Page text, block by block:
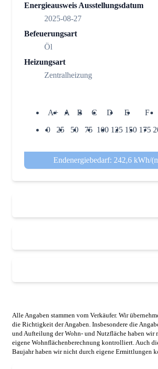
Energieausweis Ausstellungsdatum
2025-08-27
Befeuerungsart
Öl
Heizungsart
Zentralheizung
A+ A B C D E F
0
25 50 75 100 125 150 175
Endenergiebedarf: 242,6 kWh/
Alle Angaben stammen vom Verkäufer. Wir
die Richtigkeit der Angaben. Insbesondere die
und Aufteilung der Wohn- und Nutzfläche haben wir
eigene Wohnflächenberechnung kontrolliert. Auch
Baujahr haben wir nicht durch eigene Ermittlungen